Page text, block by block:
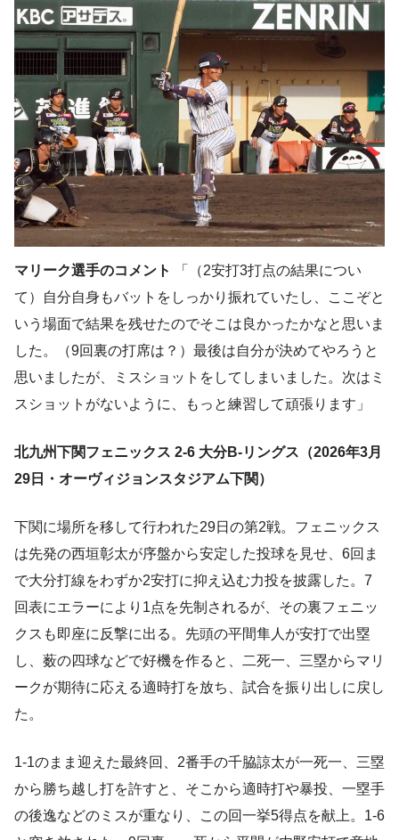
マリーク選手のコメント
「（2安打3打点の結果につい
て）自分自身もバットをしっかり振れていたし、ここぞと
いう場面で結果を残せたのでそこは良かったかなと思いま
した。（9回裏の打席は？）最後は自分が決めてやろうと
思いましたが、ミスショットをしてしまいました。次はミ
スショットがないように、もっと練習して頑張ります」
北九州下関フェニックス 2-6 大分B-リングス（2026年3月
29日・オーヴィジョンスタジアム下関）
下関に場所を移して行われた29日の第2戦。フェニックス
は先発の西垣彰太が序盤から安定した投球を見せ、6回ま
で大分打線をわずか2安打に抑え込む力投を披露した。7
回表にエラーにより1点を先制されるが、その裏フェニッ
クスも即座に反撃に出る。先頭の平間隼人が安打で出塁
し、薮の四球などで好機を作ると、二死一、三塁からマリ
ークが期待に応える適時打を放ち、試合を振り出しに戻し
た。
1-1のまま迎えた最終回、2番手の千脇諒太が一死一、三塁
から勝ち越し打を許すと、そこから適時打や暴投、一塁手
の後逸などのミスが重なり、この回一挙5得点を献上。1-6